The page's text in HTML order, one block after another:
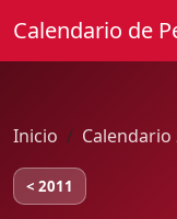
Calendario de
Inicio Calendario
< 2011